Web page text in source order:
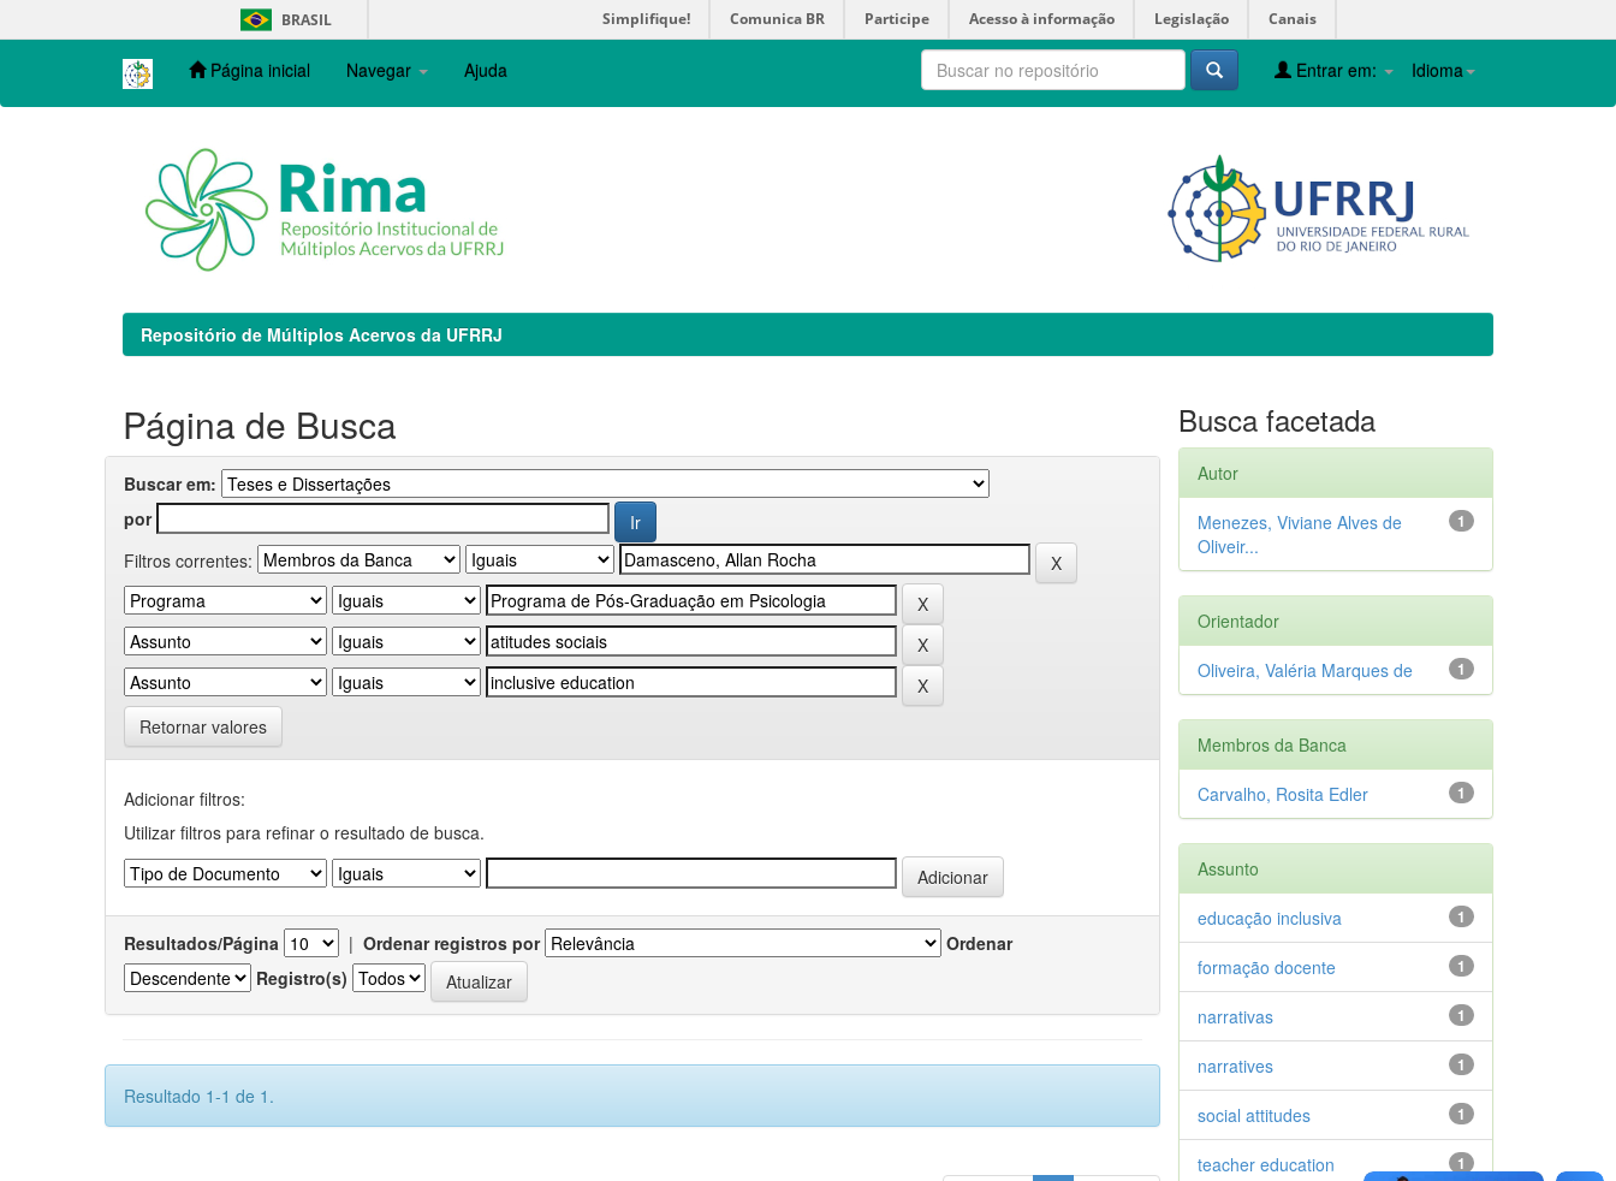
navigation
BRASIL Simplifique! Comunica BR Participe Acesso à informação Legislação Canais
Página inicial Navegar Ajuda Idioma
Entrar em:
Repositório de Múltiplos Acervos da UFRRJ
Página de Busca
Buscar em:
por
Filtros correntes:
Retornar valores
Adicionar filtros:
Utilizar filtros para refinar o resultado de busca.
Resultados/Página | Ordenar registros por
Ordenar
Registro(s)
Resultado 1-1 de 1.
Busca facetada
Autor
1
Menezes, Viviane Alves de
Oliveir...
Orientador
1
Oliveira, Valéria Marques de
Membros da Banca
1
Carvalho, Rosita Edler
Assunto
1
educação inclusiva
1
formação docente
1
narrativas
1
narratives
1
social attitudes
1
teacher education